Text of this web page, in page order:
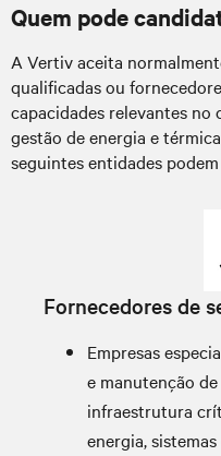
Quem pode
A Vertiv aceita
qualificadas ou
capacidades relevantes
gestão de energia e
seguintes entidades
Fornecedores de
Empresas
e manutenção
infraestrutura
energia,